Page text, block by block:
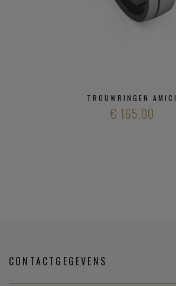
TROUWRINGEN AMICI
€ 165,00
CONTACTGEGEVENS